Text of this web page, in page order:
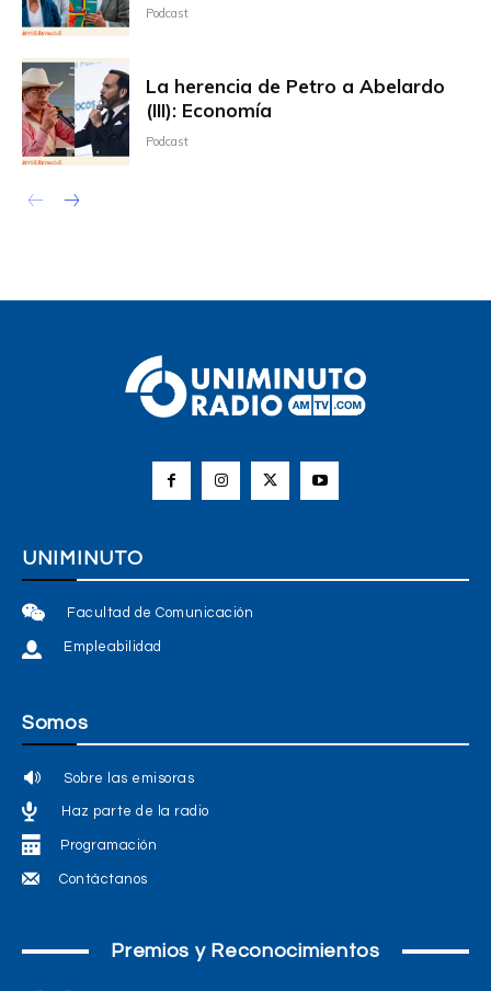
Podcast
La herencia de Petro a Abelardo
(III): Economía
Podcast
UNIMINUTO
Facultad de Comunicación
Empleabilidad
Somos
Sobre las emisoras
Haz parte de la radio
Programación
Contáctanos
Premios y Reconocimientos